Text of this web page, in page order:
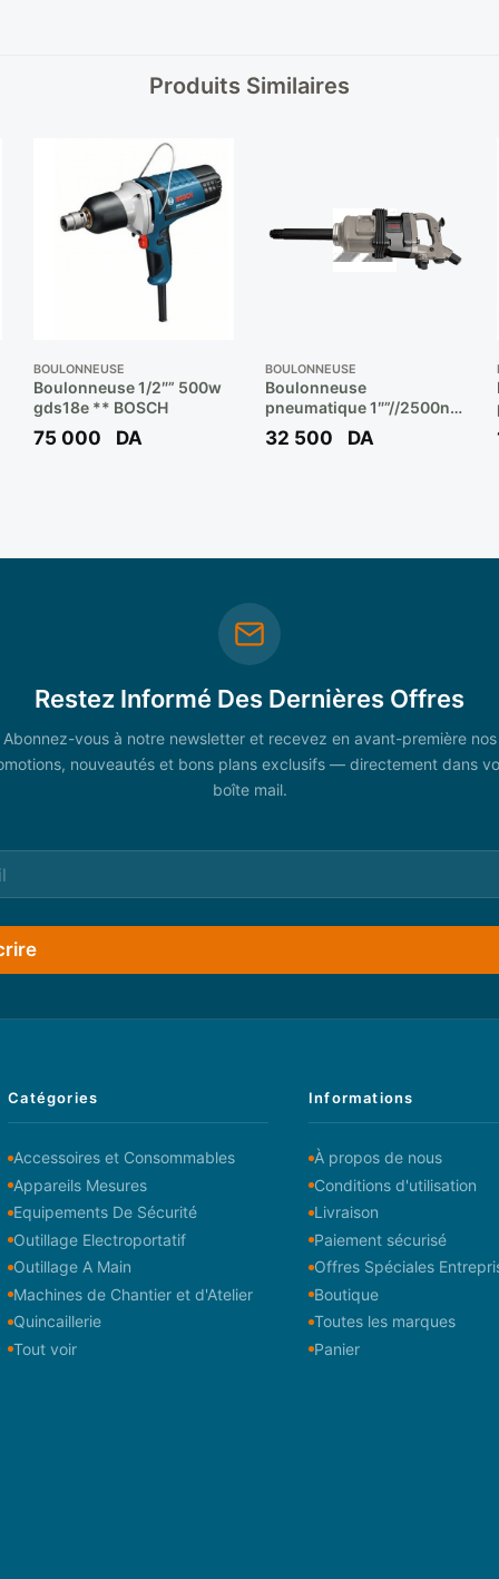
Produits Similaires
BOULONNEUSE
Boulonneuse 1/2″” 500w
gds18e ** BOSCH
75 000 DA
BOULONNEUSE
Boulonneuse
pneumatique 1″”//2500nm
ref: ct38085 ** CROWN
32 500 DA
Restez Informé Des Dernières Offres
Abonnez-vous à notre newsletter et recevez en avant-première nos
nouveautés et bons plans exclusifs — directement dans
boîte mail.
Catégories
Accessoires et Consommables
Appareils Mesures
Equipements De Sécurité
Outillage Electroportatif
Outillage A Main
Machines de Chantier et d'Atelier
Quincaillerie
Tout voir
Informations
À propos de nous
Conditions d'utilisation
Livraison
Paiement sécurisé
Offres Spéciales
Boutique
Toutes les marques
Panier